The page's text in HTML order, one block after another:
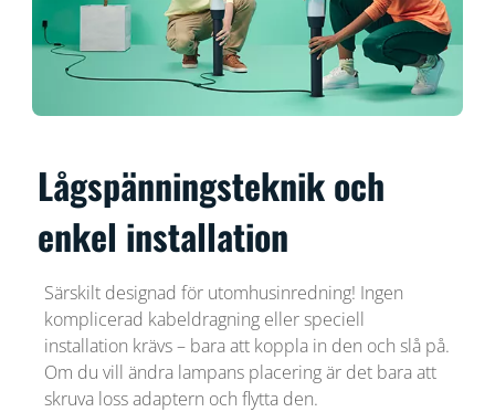
Lågspänningsteknik och
enkel installation
Särskilt designad för utomhusinredning! Ingen
komplicerad kabeldragning eller speciell
installation krävs – bara att koppla in den och slå på.
Om du vill ändra lampans placering är det bara att
skruva loss adaptern och flytta den.